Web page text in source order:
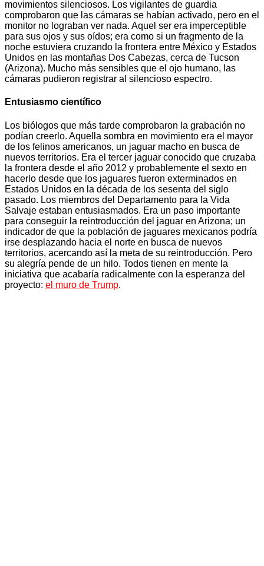
movimientos silenciosos. Los vigilantes de guardia
comprobaron que las cámaras se habían activado, pero en el
monitor no lograban ver nada. Aquel ser era imperceptible
para sus ojos y sus oídos; era como si un fragmento de la
noche estuviera cruzando la frontera entre México y Estados
Unidos en las montañas Dos Cabezas, cerca de Tucson
(Arizona). Mucho más sensibles que el ojo humano, las
cámaras pudieron registrar al silencioso espectro.
Entusiasmo científico
Los biólogos que más tarde comprobaron la grabación no
podían creerlo. Aquella sombra en movimiento era el mayor
de los felinos americanos, un jaguar macho en busca de
nuevos territorios. Era el tercer jaguar conocido que cruzaba
la frontera desde el año 2012 y probablemente el sexto en
hacerlo desde que los jaguares fueron exterminados en
Estados Unidos en la década de los sesenta del siglo
pasado. Los miembros del Departamento para la Vida
Salvaje estaban entusiasmados. Era un paso importante
para conseguir la reintroducción del jaguar en Arizona; un
indicador de que la población de jaguares mexicanos podría
irse desplazando hacia el norte en busca de nuevos
territorios, acercando así la meta de su reintroducción. Pero
su alegría pende de un hilo. Todos tienen en mente la
iniciativa que acabaría radicalmente con la esperanza del
proyecto: el muro de Trump.